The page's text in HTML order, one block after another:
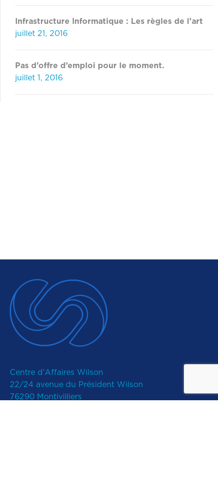
Infrastructure Informatique : Les règles de l’art
juillet 21, 2016
Pas d’offre d’emploi pour le moment.
juillet 1, 2016
Centre d'Affaires Wilson
22/24 avenue du Président Wilson
76290 Montivilliers